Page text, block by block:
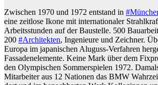
Zwischen 1970 und 1972 entstand in
eine zeitlose Ikone mit internationaler
Arbeitsstunden auf der Baustelle. 500
200 #Architekten, Ingenieure und Zeichner.
Europa im japanischen Aluguss-Verfahren
Fassadenelemente. Keine Mark über dem
den Olympischen Sommerspielen 1972.
Mitarbeiter aus 12 Nationen das BMW